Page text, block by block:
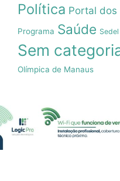
Política Portal dos
Programa Saúde Sedel
Sem
Olímpica de Manaus